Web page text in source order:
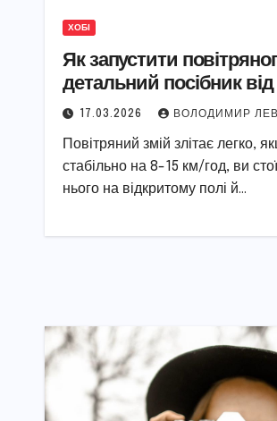
ХОБІ
Як запустити
детальний посібник
17.03.2026 ВОЛОДИМИР
Повітряний змій злітає легко,
стабільно на 8-15 км/год, ви
нього на відкритому полі й…